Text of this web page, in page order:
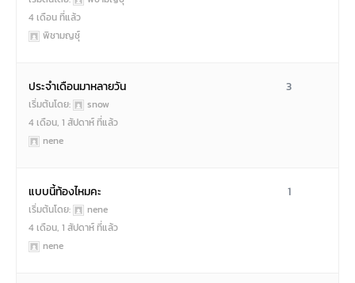
4 เดือน ที่แล้ว
พิชามญชุ์
ประจำเดือนมาหลายวัน
เริ่มต้นโดย: snow
3
4 เดือน, 1 สัปดาห์ ที่แล้ว
nene
แบบนี้ท้องไหมคะ
เริ่มต้นโดย: nene
1
4 เดือน, 1 สัปดาห์ ที่แล้ว
nene